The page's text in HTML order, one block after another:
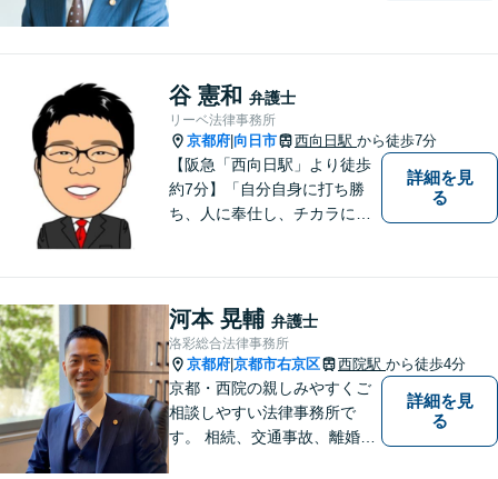
谷 憲和 弁護士
リーベ法律事務所
京都府 向日市 西向日駅 から徒歩7分
【阪急「西向日駅」より徒歩
約7分】「自分自身に打ち勝
ち、人に奉仕し、チカラにな
じて弁護活動をおこなってま
いります。お気軽にご相談く
ださい。
詳細を見
る
河本 晃輔 弁護士
洛彩総合法律事務所
京都府 京都市右京区 西院駅 から徒歩4分
京都・西院の親しみやすくご
相談しやすい法律事務所で
す。 相続、交通事故、離婚、
詳細を見
る